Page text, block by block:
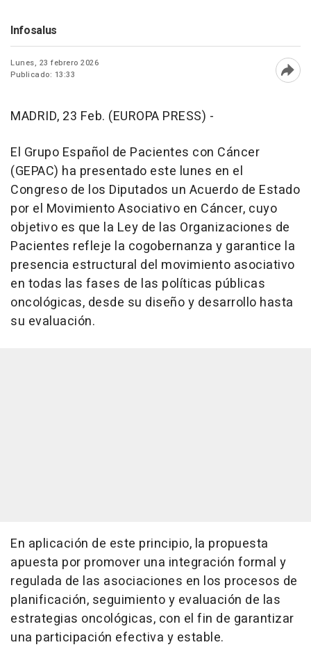
Infosalus
Lunes, 23 febrero 2026
Publicado: 13:33
MADRID, 23 Feb. (EUROPA PRESS) -
El Grupo Español de Pacientes con Cáncer
(GEPAC) ha presentado este lunes en el
Congreso de los Diputados un Acuerdo de Estado
por el Movimiento Asociativo en Cáncer, cuyo
objetivo es que la Ley de las Organizaciones de
Pacientes refleje la cogobernanza y garantice la
presencia estructural del movimiento asociativo
en todas las fases de las políticas públicas
oncológicas, desde su diseño y desarrollo hasta
su evaluación.
En aplicación de este principio, la propuesta
apuesta por promover una integración formal y
regulada de las asociaciones en los procesos de
planificación, seguimiento y evaluación de las
estrategias oncológicas, con el fin de garantizar
una participación efectiva y estable.